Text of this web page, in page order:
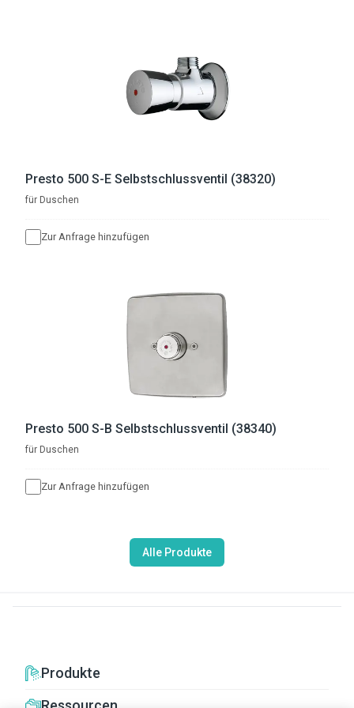
Presto 500 S-E Selbstschlussventil (38320)
für Duschen
Zur Anfrage hinzufügen
Presto 500 S-B Selbstschlussventil (38340)
für Duschen
Zur Anfrage hinzufügen
Alle Produkte
Produkte